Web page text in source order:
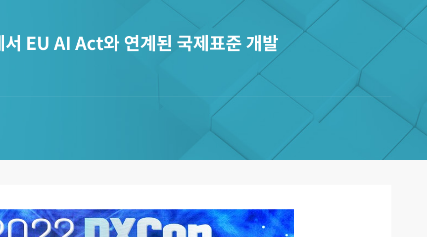
EU AI Act와 연계된 국제표준 개발